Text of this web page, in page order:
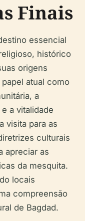
Finais
essencial
histórico
origens
atual como
a
a vitalidade
visita para as
culturais
apreciar as
da mesquita.
locais
compreensão
de Bagdad.